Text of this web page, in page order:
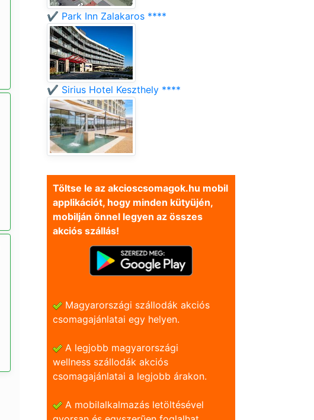
✔️ Park Inn Zalakaros ****
✔️ Sirius Hotel Keszthely ****
Töltse le az akcioscsomagok.hu mobil
applikációt, hogy minden kütyüjén,
mobilján önnel legyen az összes
akciós szállás!
Magyarországi szállodák akciós
csomagajánlatai egy helyen.
A legjobb magyarországi
wellness szállodák akciós
csomagajánlatai a legjobb árakon.
A mobilalkalmazás letöltésével